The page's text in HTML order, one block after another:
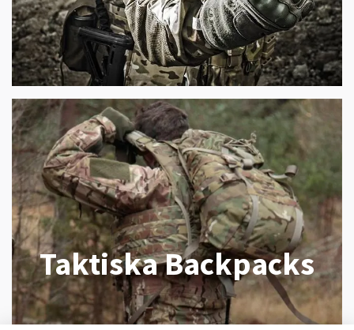
Taktiska Backpacks